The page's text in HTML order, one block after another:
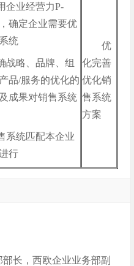
企业经营力P-
确定企业需要优
统
战略、品牌、组
品/服务的优化的
成果对销售系统
系统匹配本企业
行
优
化完善
优化销
售系统
方案
长，西欧企业业务部副